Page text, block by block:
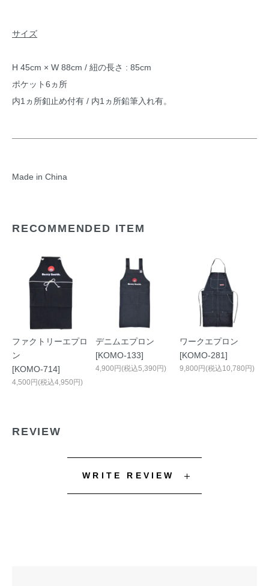
サイズ
H 45cm × W 88cm / 紐の長さ : 85cm
ポケット6ヵ所
内1ヵ所釦止め付有 / 内1ヵ所鉛筆入れ有。
Made in China
RECOMMENDED ITEM
ファクトリーエプロ
ン
[KOMO-714]
4,500円(税込4,950円)
デニムエプロン
[KOMO-133]
4,900円(税込5,390円)
ワークエプロン
[KOMO-281]
9,800円(税込10,780円)
REVIEW
WRITE REVIEW